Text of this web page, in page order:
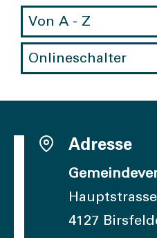
Von A - Z
Onlineschalter
Adresse
4127